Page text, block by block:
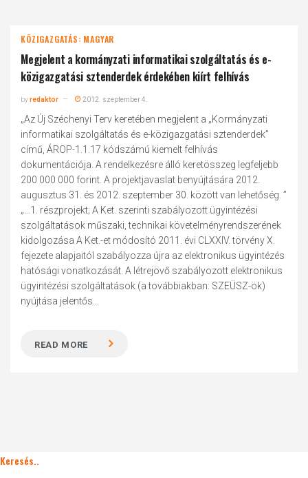
KÖZIGAZGATÁS: MAGYAR
Megjelent a kormányzati informatikai szolgáltatás és e-
közigazgatási sztenderdek érdekében kiírt felhívás
byredaktor 2012. szeptember 4.
„Az Új Széchenyi Terv keretében megjelent a „Kormányzati
informatikai szolgáltatás és e-közigazgatási sztenderdek”
című, ÁROP-1.1.17 kódszámú kiemelt felhívás
dokumentációja. A rendelkezésre álló keretösszeg legfeljebb
200 000 000 forint. A projektjavaslat benyújtására 2012.
augusztus 31. és 2012. szeptember 30. között van lehetőség. ”
„...1. részprojekt; A Ket. szerinti szabályozott ügyintézési
szolgáltatások műszaki, technikai követelményrendszerének
kidolgozása A Ket.-et módosító 2011. évi CLXXIV. törvény X.
fejezete alapjaitól szabályozza újra az elektronikus ügyintézés
hatósági vonatkozását. A létrejövő szabályozott elektronikus
ügyintézési szolgáltatások (a továbbiakban: SZEÜSZ-ök)
nyújtása jelentős...
READ MORE
Keresés..